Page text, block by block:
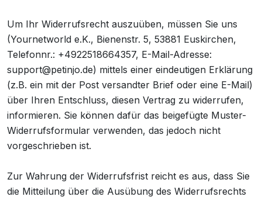
Um Ihr Widerrufsrecht auszuüben, müssen Sie uns
(Yournetworld e.K., Bienenstr. 5, 53881 Euskirchen,
Telefonnr.: +4922518664357, E-Mail-Adresse:
support@petinjo.de) mittels einer eindeutigen Erklärung
(z.B. ein mit der Post versandter Brief oder eine E-Mail)
über Ihren Entschluss, diesen Vertrag zu widerrufen,
informieren. Sie können dafür das beigefügte Muster-
Widerrufsformular verwenden, das jedoch nicht
vorgeschrieben ist.
Zur Wahrung der Widerrufsfrist reicht es aus, dass Sie
die Mitteilung über die Ausübung des Widerrufsrechts